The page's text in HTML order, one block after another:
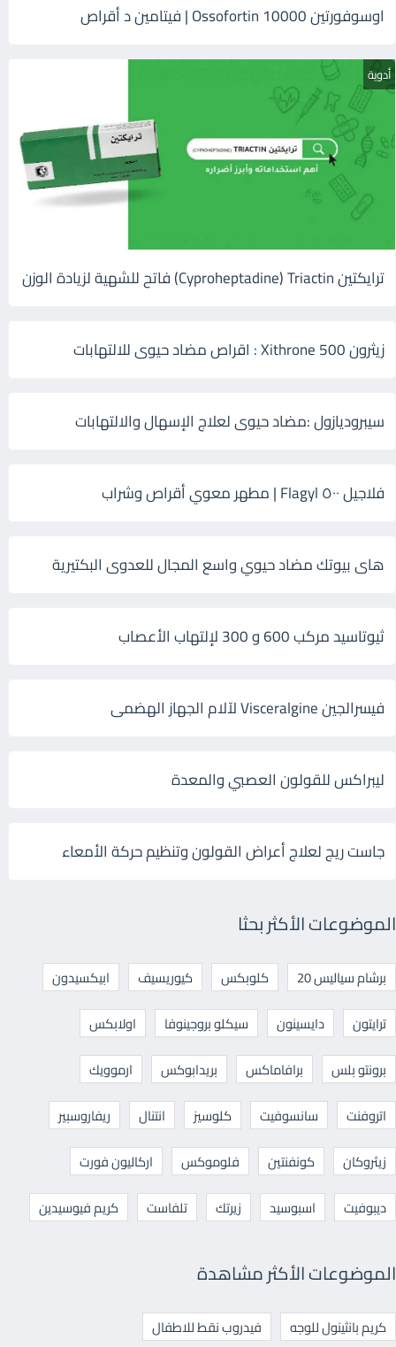
اوسوفورتين 10000 Ossofortin | فيتامين د أقراص
أدوية
ترايكتين Cyproheptadine) Triactin) فاتح للشهية لزيادة الوزن
زيثرون 500 Xithrone : اقراص مضاد حيوى للالتهابات
سيبروديازول :مضاد حيوى لعلاج الإسهال والالتهابات
فلاجيل ٥٠٠ Flagyl | مطهر معوي أقراص وشراب
هاى بيوتك مضاد حيوي واسع المجال للعدوى البكتيرية
ثيوتاسيد مركب 600 و 300 لإلتهاب الأعصاب
فيسرالجين Visceralgine لآلام الجهاز الهضمى
ليبراكس للقولون العصبي والمعدة
جاست ريج لعلاج أعراض القولون وتنظيم حركة الأمعاء
الموضوعات الأكثر بحثا
برشام سياليس 20 كلوبكس كيوريسيف
ابيكسيدون
ترايتون
دايسينون سيكلو بروجينوفا
اولابكس
برونتو بلس
برافاماكس بريدابوكس
ارموويك
اتروفنت
سانسوفيت كلوسيز انتنال
ريفاروسبير
زيثروكان
كونفنتين فلوموكس
اركاليون فورت
ديبوفيت
اسبوسيد زيرتك تلفاست كريم فيوسيدين
الموضوعات الأكثر مشاهدة
كريم بانثينول للوجه فيدروب نقط للاطفال